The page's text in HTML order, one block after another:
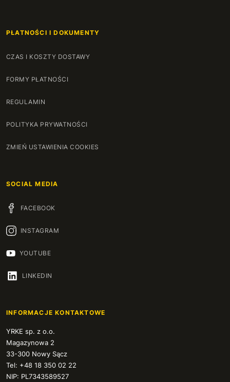
PŁATNOŚCI I DOKUMENTY
CZAS I KOSZTY DOSTAWY
FORMY PŁATNOŚCI
REGULAMIN
POLITYKA PRYWATNOŚCI
ZMIEŃ USTAWIENIA COOKIES
SOCIAL MEDIA
FACEBOOK
INSTAGRAM
YOUTUBE
LINKEDIN
INFORMACJE KONTAKTOWE
YRKE sp. z o.o.
Magazynowa 2
33-300 Nowy Sącz
Tel: +48 18 350 02 22
NIP: PL7343589527